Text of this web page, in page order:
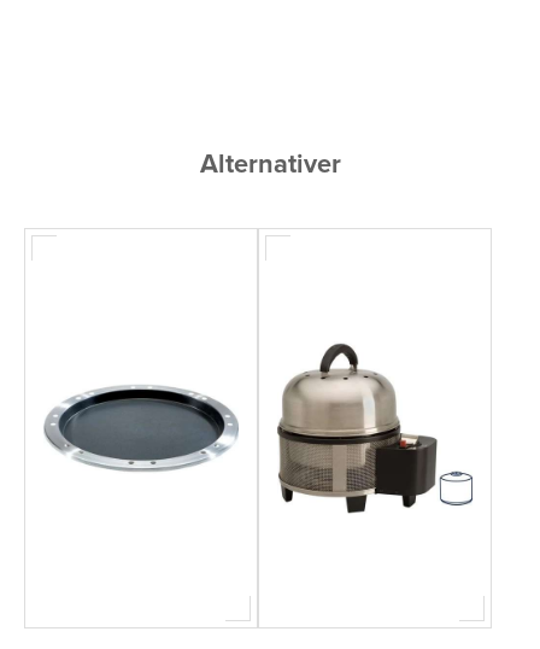
Alternativer